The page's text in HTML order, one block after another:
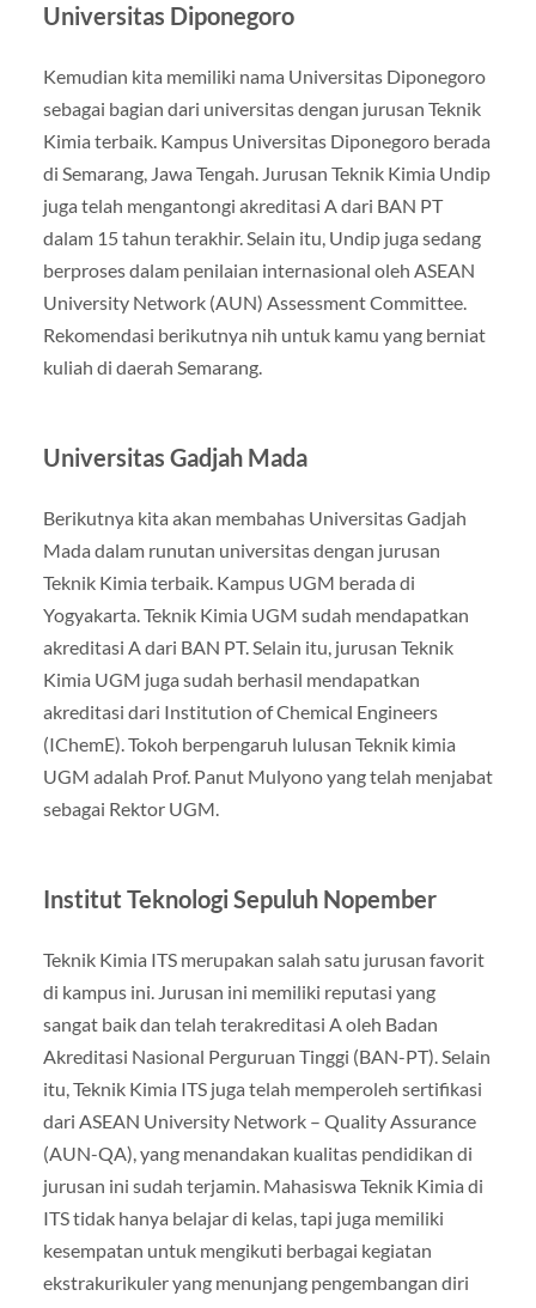
Universitas Diponegoro
Kemudian kita memiliki nama Universitas Diponegoro
sebagai bagian dari universitas dengan jurusan Teknik
Kimia terbaik. Kampus Universitas Diponegoro berada
di Semarang, Jawa Tengah. Jurusan Teknik Kimia Undip
juga telah mengantongi akreditasi A dari BAN PT
dalam 15 tahun terakhir. Selain itu, Undip juga sedang
berproses dalam penilaian internasional oleh ASEAN
University Network (AUN) Assessment Committee.
Rekomendasi berikutnya nih untuk kamu yang berniat
kuliah di daerah Semarang.
Universitas Gadjah Mada
Berikutnya kita akan membahas Universitas Gadjah
Mada dalam runutan universitas dengan jurusan
Teknik Kimia terbaik. Kampus UGM berada di
Yogyakarta. Teknik Kimia UGM sudah mendapatkan
akreditasi A dari BAN PT. Selain itu, jurusan Teknik
Kimia UGM juga sudah berhasil mendapatkan
akreditasi dari Institution of Chemical Engineers
(IChemE). Tokoh berpengaruh lulusan Teknik kimia
UGM adalah Prof. Panut Mulyono yang telah menjabat
sebagai Rektor UGM.
Institut Teknologi Sepuluh Nopember
Teknik Kimia ITS merupakan salah satu jurusan favorit
di kampus ini. Jurusan ini memiliki reputasi yang
sangat baik dan telah terakreditasi A oleh Badan
Akreditasi Nasional Perguruan Tinggi (BAN-PT). Selain
itu, Teknik Kimia ITS juga telah memperoleh sertifikasi
dari ASEAN University Network – Quality Assurance
(AUN-QA), yang menandakan kualitas pendidikan di
jurusan ini sudah terjamin. Mahasiswa Teknik Kimia di
ITS tidak hanya belajar di kelas, tapi juga memiliki
kesempatan untuk mengikuti berbagai kegiatan
ekstrakurikuler yang menunjang pengembangan diri